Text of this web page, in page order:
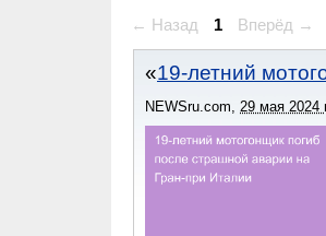
← Назад 1 Вперёд →
19-летний
NEWSru.com, 29 мая 2024